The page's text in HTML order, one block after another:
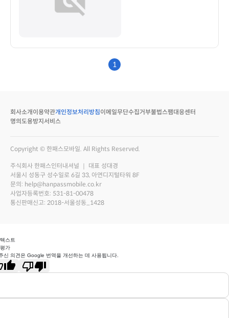
1
회사소개이용약관개인정보처리방침이메일무단수집거부불법스팸대응센터
명의도용방지서비스
Copyright © 한패스모바일. All Rights Reserved.
주식회사 한패스인터내셔널 ｜ 대표 성대경
서울시 성동구 성수일로 6길 33, 아연디지털타워 8F
문의: help@hanpassmobile.co.kr
사업자등록번호: 531-81-00478
통신판매신고: 2018-서울성동_1428
스트
가
신 의견은 Google 번역을 개선하는 데 사용됩니다.